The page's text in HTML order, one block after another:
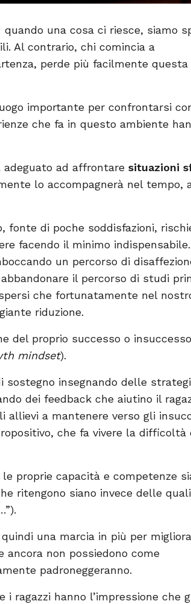
quando una cosa ci riesce, siamo
Al contrario, chi comincia a
perde più facilmente questa
importante per confrontarsi
che fa in questo ambiente
adeguato ad affrontare situazioni
lo accompagnerà nel tempo,
fonte di poche soddisfazioni,
facendo il minimo indispensabile.
un percorso di
il percorso di studi
che fortunatamente nel
riduzione.
del proprio successo o
mindset).
sostegno insegnando delle
dei feedback che aiutino il
allievi a mantenere verso gli
che fa vivere la difficoltà
proprie capacità e competenze
ritengono siano invece delle
una marcia in più per
non possiedono come
padroneggeranno.
ragazzi hanno l’impressione che